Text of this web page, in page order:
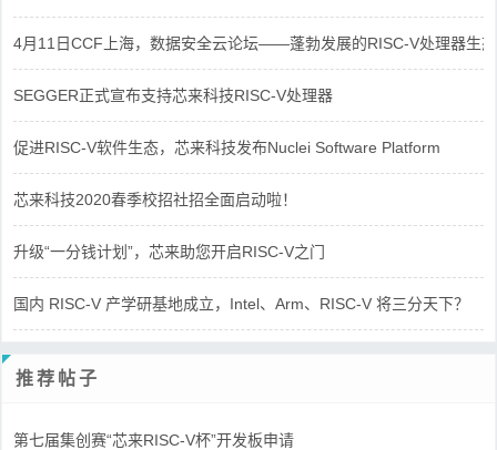
4月11日CCF上海，数据安全云论坛——蓬勃发展的RISC-V处理器生态
SEGGER正式宣布支持芯来科技RISC-V处理器
促进RISC-V软件生态，芯来科技发布Nuclei Software Platform
芯来科技2020春季校招社招全面启动啦！
升级“一分钱计划”，芯来助您开启RISC-V之门
国内 RISC-V 产学研基地成立，Intel、Arm、RISC-V 将三分天下？
推荐帖子
第七届集创赛“芯来RISC-V杯”开发板申请